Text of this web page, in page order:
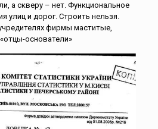
а скверу – нет. Функциональное
улиц и дорог. Строить нельзя.
фирмы маститые,
основатели»